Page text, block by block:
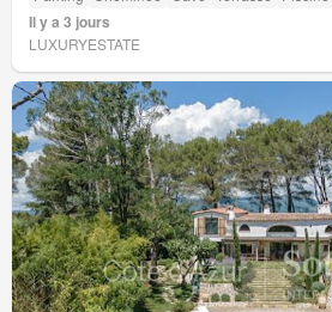
Il y a 3 jours
LUXURYESTATE